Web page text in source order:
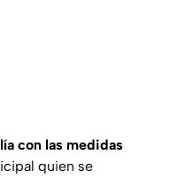
con las medidas
quien se